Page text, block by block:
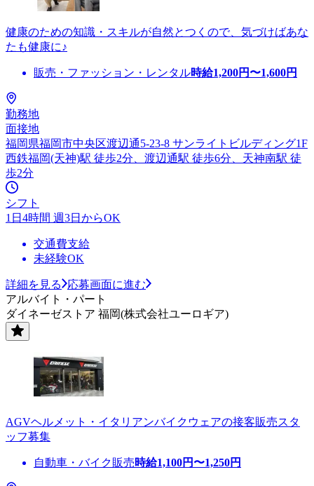
健康のための知識・スキルが自然とつくので、気づけばあな
たも健康に♪
販売・ファッション・レンタル時給1,200円〜1,600円
勤務地
面接地
福岡県福岡市中央区渡辺通5-23-8 サンライトビルディング1F
西鉄福岡(天神)駅 徒歩2分、渡辺通駅 徒歩6分、天神南駅 徒
歩2分
シフト
1日4時間 週3日からOK
交通費支給
未経験OK
詳細を見る
応募画面に進む
アルバイト・パート
ダイネーゼストア 福岡(株式会社ユーロギア)
AGVヘルメット・イタリアンバイクウェアの接客販売スタ
ッフ募集
自動車・バイク販売時給1,100円〜1,250円